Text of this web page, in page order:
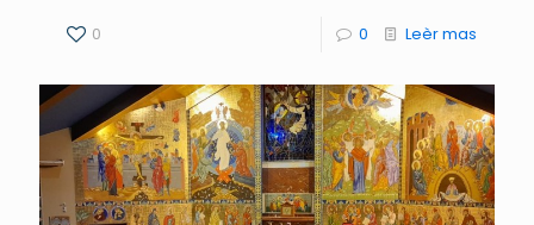
0 0 Leèr mas